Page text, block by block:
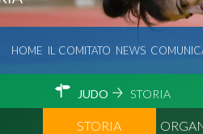
HOME IL COMITATO NEWS
JUDO STORIA
STORIA